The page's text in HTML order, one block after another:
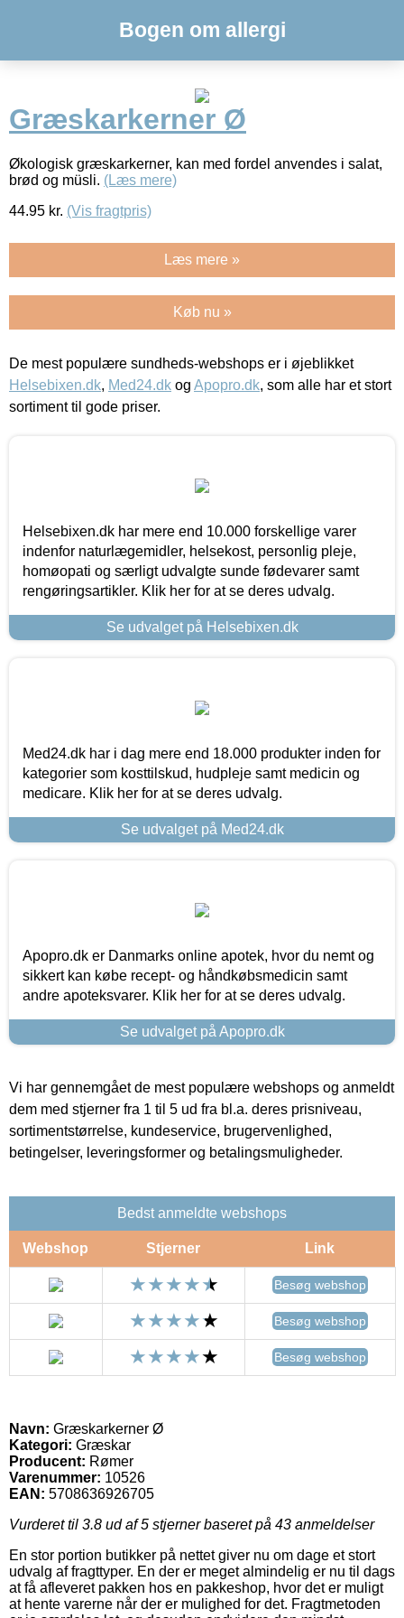
Bogen om allergi
Græskarkerner Ø
Økologisk græskarkerner, kan med fordel anvendes i salat,
brød og müsli. (Læs mere)
44.95 kr. (Vis fragtpris)
Læs mere »
Køb nu »
De mest populære sundheds-webshops er i øjeblikket
Helsebixen.dk, Med24.dk og Apopro.dk, som alle har et stort
sortiment til gode priser.
Helsebixen.dk har mere end 10.000 forskellige varer
indenfor naturlægemidler, helsekost, personlig pleje,
homøopati og særligt udvalgte sunde fødevarer samt
rengøringsartikler. Klik her for at se deres udvalg.
Se udvalget på Helsebixen.dk
Med24.dk har i dag mere end 18.000 produkter inden for
kategorier som kosttilskud, hudpleje samt medicin og
medicare. Klik her for at se deres udvalg.
Se udvalget på Med24.dk
Apopro.dk er Danmarks online apotek, hvor du nemt og
sikkert kan købe recept- og håndkøbsmedicin samt
andre apoteksvarer. Klik her for at se deres udvalg.
Se udvalget på Apopro.dk
Vi har gennemgået de mest populære webshops og anmeldt
dem med stjerner fra 1 til 5 ud fra bl.a. deres prisniveau,
sortimentstørrelse, kundeservice, brugervenlighed,
betingelser, leveringsformer og betalingsmuligheder.
Bedst anmeldte webshops
Webshop Stjerner Link
Besøg webshop
Besøg webshop
Besøg webshop
Navn: Græskarkerner Ø
Kategori: Græskar
Producent: Rømer
Varenummer: 10526
EAN: 5708636926705
Vurderet til 3.8 ud af 5 stjerner baseret på 43 anmeldelser
En stor portion butikker på nettet giver nu om dage et stort
udvalg af fragttyper. En der er meget almindelig er nu til dags
at få afleveret pakken hos en pakkeshop, hvor det er muligt
at hente varerne når der er mulighed for det. Fragtmetoden